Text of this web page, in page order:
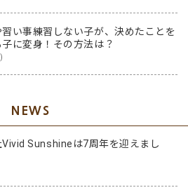
習い事練習しない子が、決めたことを
に変身！その方法は？
NEWS
Sunshineは7周年を迎えまし